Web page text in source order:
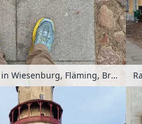
Wegweiser zum Schlosspark in Wiesenburg, Fläming, Brandenburg, Deutschland